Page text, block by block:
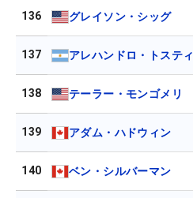
136 グレイソン・シッグ
137 アレハンドロ・トスティ
138 テーラー・モンゴメリ
139 アダム・ハドウィン
140 ベン・シルバーマン